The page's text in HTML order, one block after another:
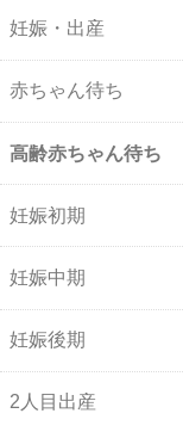
妊娠・出産
赤ちゃん待ち
高齢赤ちゃん待ち
妊娠初期
妊娠中期
妊娠後期
2人目出産